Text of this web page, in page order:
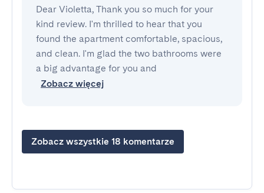
Dear Violetta, Thank you so much for your
kind review. I'm thrilled to hear that you
found the apartment comfortable, spacious,
and clean. I'm glad the two bathrooms were
a big advantage for you and
Zobacz więcej
Zobacz wszystkie 18 komentarze